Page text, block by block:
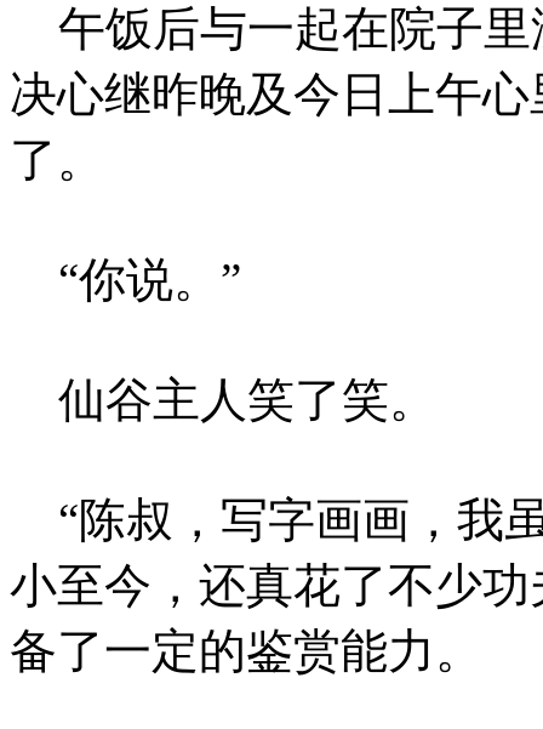
午饭后与一起在院子里
决心继昨晚及今日上午
了。
“你说。”
仙谷主人笑了笑。
“陈叔，写字画画，我
小至今，还真花了不少
备了一定的鉴赏能力。